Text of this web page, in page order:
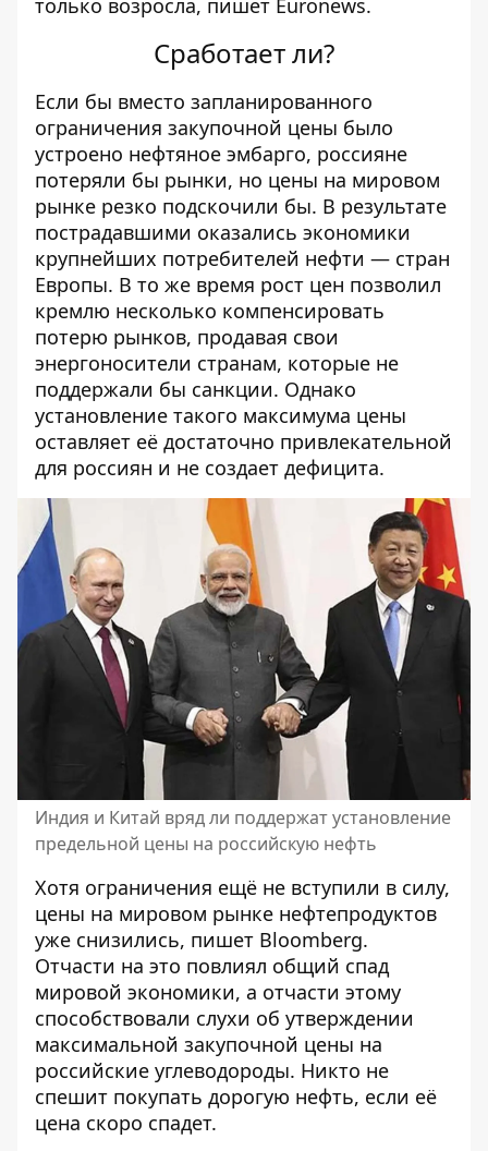
Сработает ли?
Если бы вместо запланированного
ограничения закупочной цены было
устроено нефтяное эмбарго, россияне
потеряли бы рынки, но цены на мировом
рынке резко подскочили бы. В результате
пострадавшими оказались экономики
крупнейших потребителей нефти — стран
Европы. В то же время рост цен позволил
кремлю несколько компенсировать
потерю рынков, продавая свои
энергоносители странам, которые не
поддержали бы санкции. Однако
установление такого максимума цены
оставляет её достаточно привлекательной
для россиян и не создает дефицита.
Индия и Китай вряд ли поддержат установление
предельной цены на российскую нефть
Хотя ограничения ещё не вступили в силу,
цены на мировом рынке нефтепродуктов
уже снизились, пишет Bloomberg.
Отчасти на это повлиял общий спад
мировой экономики, а отчасти этому
способствовали слухи об утверждении
максимальной закупочной цены на
российские углеводороды. Никто не
спешит покупать дорогую нефть, если её
цена скоро спадет.